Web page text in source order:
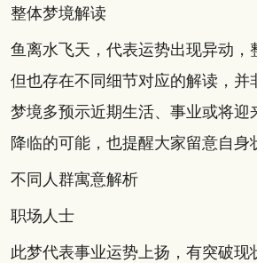
整体梦境解读
鱼离水飞天，代表运势出现异动，
但也存在不同细节对应的解读，并
梦境多预示近期生活、事业或将迎
降临的可能，也提醒大家留意自身
不同人群寓意解析
职场人士
此梦代表事业运势上扬，有突破现